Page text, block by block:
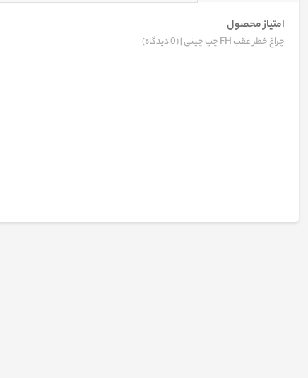
امتیاز محصول
چراغ خطر عقب FH چپ چینی | (0 دیدگاه)